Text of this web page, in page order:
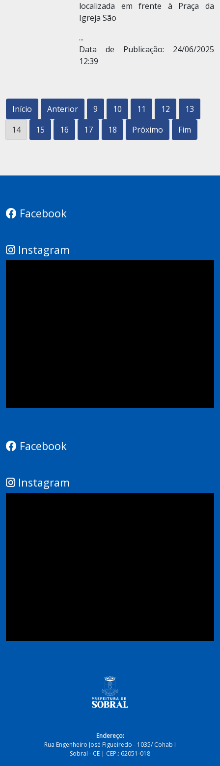
localizada em frente à Praça da
Igreja São
...
Data de Publicação: 24/06/2025
12:39
Início Anterior 9 10 11 12
13
14
15 16 17 18 Próximo Fim
Facebook
Instagram
Facebook
Instagram
Endereço:
Rua Engenheiro José Figueiredo - 1035/ Cohab I
Sobral - CE | CEP.: 62051-018